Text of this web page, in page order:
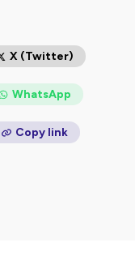
X (Twitter)
WhatsApp
Copy link